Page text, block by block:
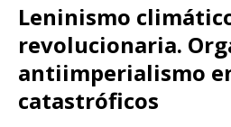
Leninismo
revolucionaria.
antiimperialismo
catastróficos